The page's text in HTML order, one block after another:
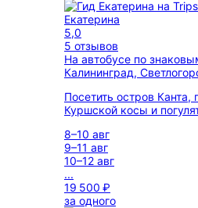
Екатерина
5,0
5 отзывов
На автобусе по
Калининград,
Посетить остров
Куршской косы и
8–10 авг
9–11 авг
10–12 авг
...
19 500 ₽
за одного